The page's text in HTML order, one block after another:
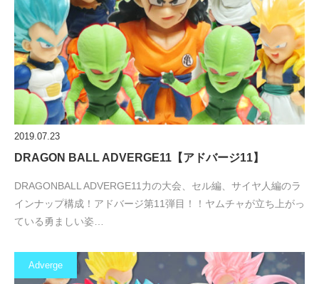
2019.07.23
DRAGON BALL ADVERGE11【アドバージ11】
DRAGONBALL ADVERGE11力の大会、セル編、サイヤ人編のラ
インナップ構成！アドバージ第11弾目！！ヤムチャが立ち上がっ
ている勇ましい姿…
Adverge